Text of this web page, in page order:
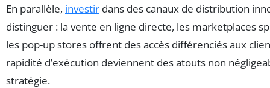
En parallèle, investir dans des canaux de distribution
distinguer : la vente en ligne directe, les marketplaces
les pop-up stores offrent des accès différenciés aux
rapidité d’exécution deviennent des atouts non
stratégie.